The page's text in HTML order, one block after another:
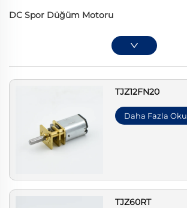
DC Spor Düğüm Motoru
TJZ12FN20
Daha Fazla Oku
TJZ60RT